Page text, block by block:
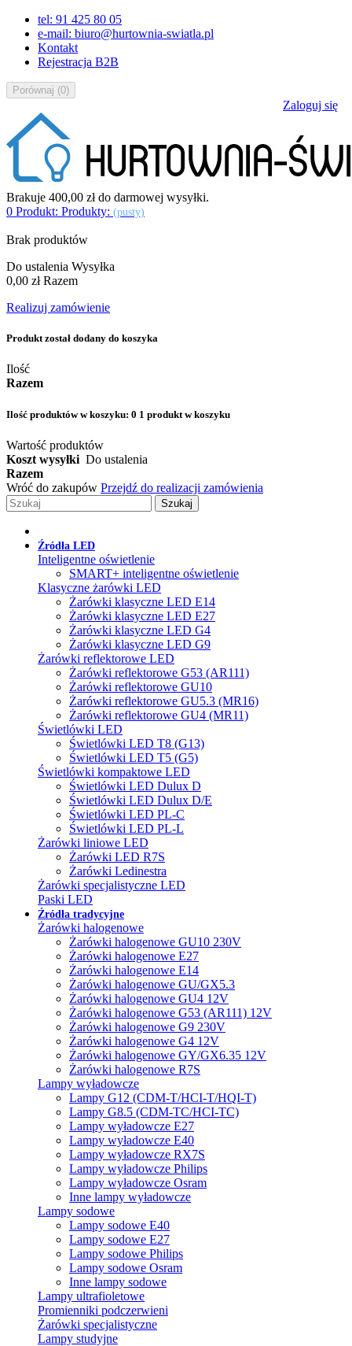
tel: 91 425 80 05
e-mail: biuro@hurtownia-swiatla.pl
Kontakt
Rejestracja B2B
Porównaj (0)
Zaloguj się
Brakuje 400,00 złdo darmowej wysyłki.
0 Produkt: Produkty: (pusty)
Brak produktów
Do ustalenia Wysyłka
0,00 zł Razem
Realizuj zamówienie
Produkt został dodany do koszyka
Ilość
Razem
Ilość produktów w koszyku: 0 1 produkt w koszyku
Wartość produktów
Koszt wysyłki Do ustalenia
Razem
Wróć do zakupów Przejdź do realizacji zamówienia
Szukaj
Źródła LED
Inteligentne oświetlenie
SMART+ inteligentne oświetlenie
Klasyczne żarówki LED
Żarówki klasyczne LED E14
Żarówki klasyczne LED E27
Żarówki klasyczne LED G4
Żarówki klasyczne LED G9
Żarówki reflektorowe LED
Żarówki reflektorowe G53 (AR111)
Żarówki reflektorowe GU10
Żarówki reflektorowe GU5.3 (MR16)
Żarówki reflektorowe GU4 (MR11)
Świetlówki LED
Świetlówki LED T8 (G13)
Świetlówki LED T5 (G5)
Świetlówki kompaktowe LED
Świetlówki LED Dulux D
Świetlówki LED Dulux D/E
Świetlówki LED PL-C
Świetlówki LED PL-L
Żarówki liniowe LED
Żarówki LED R7S
Żarówki Ledinestra
Żarówki specjalistyczne LED
Paski LED
Źródła tradycyjne
Żarówki halogenowe
Żarówki halogenowe GU10 230V
Żarówki halogenowe E27
Żarówki halogenowe E14
Żarówki halogenowe GU/GX5.3
Żarówki halogenowe GU4 12V
Żarówki halogenowe G53 (AR111) 12V
Żarówki halogenowe G9 230V
Żarówki halogenowe G4 12V
Żarówki halogenowe GY/GX6.35 12V
Żarówki halogenowe R7S
Lampy wyładowcze
Lampy G12 (CDM-T/HCI-T/HQI-T)
Lampy G8.5 (CDM-TC/HCI-TC)
Lampy wyładowcze E27
Lampy wyładowcze E40
Lampy wyładowcze RX7S
Lampy wyładowcze Philips
Lampy wyładowcze Osram
Inne lampy wyładowcze
Lampy sodowe
Lampy sodowe E40
Lampy sodowe E27
Lampy sodowe Philips
Lampy sodowe Osram
Inne lampy sodowe
Lampy ultrafioletowe
Promienniki podczerwieni
Żarówki specjalistyczne
Lampy studyjne